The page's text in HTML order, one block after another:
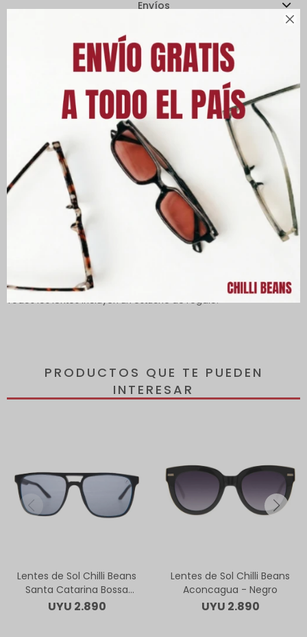

Envíos
Cambios y Devoluciones
Medios de pago
Características
Descripción
Lentes con protección 100% contra los rayos UVA y UVB, que
protegen tus ojos de los rayos dañinos del sol y reducen el
riesgo de desarrollar enfermedades oculares.
Todos los lentes incluyen un estuche de regalo.
PRODUCTOS QUE TE PUEDEN
INTERESAR
Lentes de Sol Chilli Beans
Santa Catarina Bossa
Nova - Negro
UYU 2.890
Lentes de Sol Chilli Beans
Aconcagua - Negro
UYU 2.890